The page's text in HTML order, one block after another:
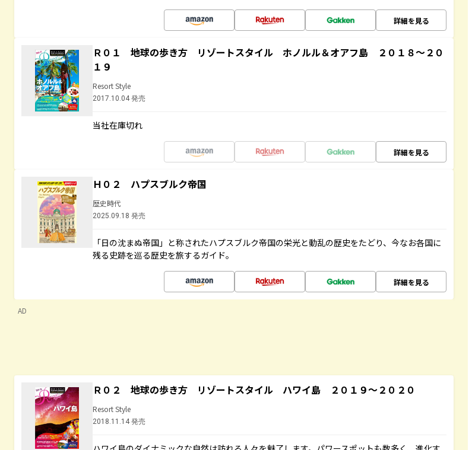
詳細を見る
Ｒ０１ 地球の歩き方 リゾートスタイル ホノルル＆オアフ島 ２０１８～２０
１９
Resort Style
2017.10.04 発売
当社在庫切れ
詳細を見る
Ｈ０２ ハプスブルク帝国
歴史時代
2025.09.18 発売
「日の沈まぬ帝国」と称されたハプスブルク帝国の栄光と動乱の歴史をたどり、今なお各国に
残る史跡を巡る歴史を旅するガイド。
詳細を見る
AD
Ｒ０２ 地球の歩き方 リゾートスタイル ハワイ島 ２０１９～２０２０
Resort Style
2018.11.14 発売